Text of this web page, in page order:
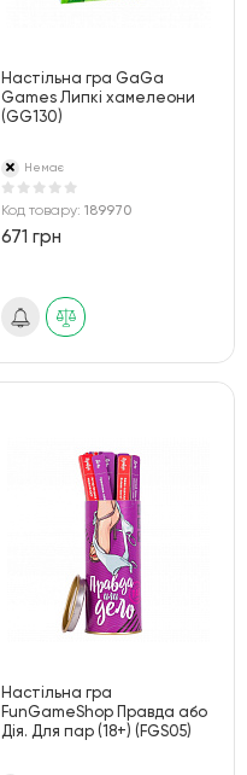
Настільна гра GaGa
Games Липкі хамелеони
(GG130)
Немає
Код товару:189970
671 грн
Настільна гра
FunGameShop Правда або
Дія. Для пар (18+) (FGS05)